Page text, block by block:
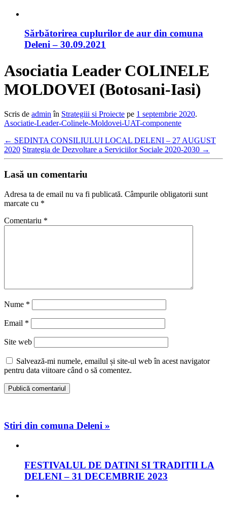
Sărbătorirea cuplurilor de aur din comuna
Deleni – 30.09.2021
Asociatia Leader COLINELE
MOLDOVEI (Botosani-Iasi)
Scris de admin în Strategiii si Proiecte pe 1 septembrie 2020.
Asociatie-Leader-Colinele-Moldovei-UAT-componente
← SEDINTA CONSILIULUI LOCAL DELENI – 27 AUGUST
2020 Strategia de Dezvoltare a Serviciilor Sociale 2020-2030 →
Lasă un comentariu
Adresa ta de email nu va fi publicată. Câmpurile obligatorii sunt
marcate cu *
Comentariu *
Nume *
Email *
Site web
Salvează-mi numele, emailul și site-ul web în acest navigator
pentru data viitoare când o să comentez.
Stiri din comuna Deleni »
FESTIVALUL DE DATINI SI TRADITII LA
DELENI – 31 DECEMBRIE 2023